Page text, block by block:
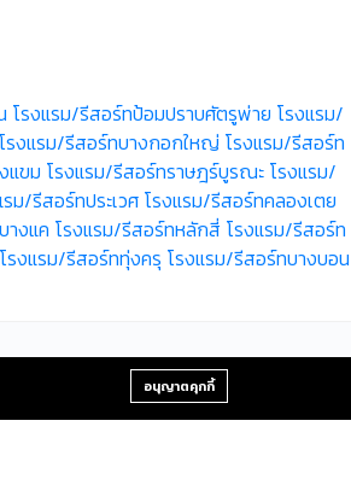
โรงแรม/รีสอร์ทป้อมปราบศัตรูพ่าย โรงแรม/
โรงแรม/รีสอร์ทบางกอกใหญ่ โรงแรม/รีสอร์ท
แขม โรงแรม/รีสอร์ทราษฎร์บูรณะ โรงแรม/
รม/รีสอร์ทประเวศ โรงแรม/รีสอร์ทคลองเตย
างแค โรงแรม/รีสอร์ทหลักสี่ โรงแรม/รีสอร์ท
โรงแรม/รีสอร์ททุ่งครุ โรงแรม/รีสอร์ทบางบอน
840-2224, 081-638-9190
อนุญาตคุกกี้